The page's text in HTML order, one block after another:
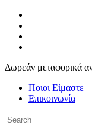
Skip
main
content
Δωρεάν μεταφορικά
Ποιοι Είμαστε
Επικοινωνία